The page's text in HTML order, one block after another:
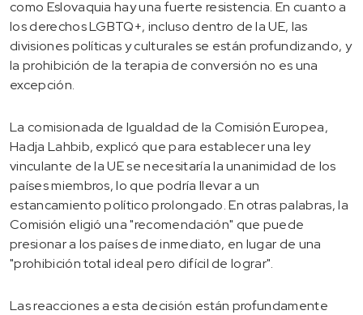
como Eslovaquia hay una fuerte resistencia. En cuanto a
los derechos LGBTQ+, incluso dentro de la UE, las
divisiones políticas y culturales se están profundizando, y
la prohibición de la terapia de conversión no es una
excepción.
La comisionada de Igualdad de la Comisión Europea,
Hadja Lahbib, explicó que para establecer una ley
vinculante de la UE se necesitaría la unanimidad de los
países miembros, lo que podría llevar a un
estancamiento político prolongado. En otras palabras, la
Comisión eligió una "recomendación" que puede
presionar a los países de inmediato, en lugar de una
"prohibición total ideal pero difícil de lograr".
Las reacciones a esta decisión están profundamente